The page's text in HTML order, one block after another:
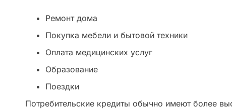
Ремонт дома
Покупка мебели и бытовой техники
Оплата медицинских услуг
Образование
Поездки
Потребительские кредиты обычно имеют более